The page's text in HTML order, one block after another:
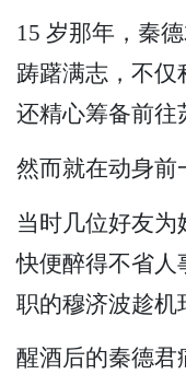
15 岁那年，秦
踌躇满志，不仅
还精心筹备前往
然而就在动身前
当时几位好友
快便醉得不省人
职的穆济波趁机
醒酒后的秦德君